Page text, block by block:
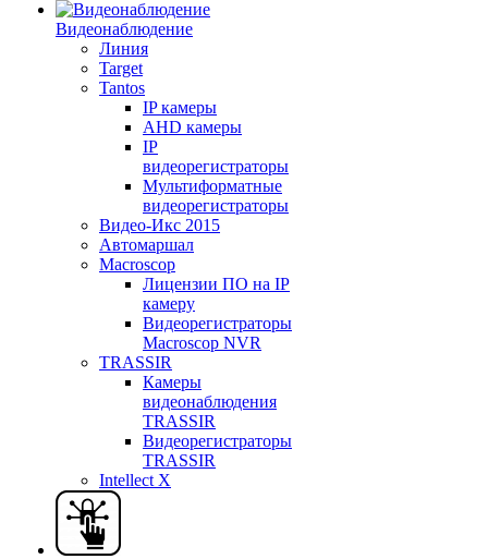
Видеонаблюдение
Линия
Target
Tantos
IP камеры
AHD камеры
IP
видеорегистраторы
Мультиформатные
видеорегистраторы
Видео-Икс 2015
Автомаршал
Macroscop
Лицензии ПО на IP
камеру
Видеорегистраторы
Macroscop NVR
TRASSIR
Камеры
видеонаблюдения
TRASSIR
Видеорегистраторы
TRASSIR
Intellect X